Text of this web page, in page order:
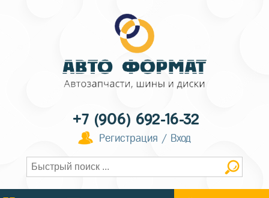
+7 (906) 692-16-32
Регистрация / Вход